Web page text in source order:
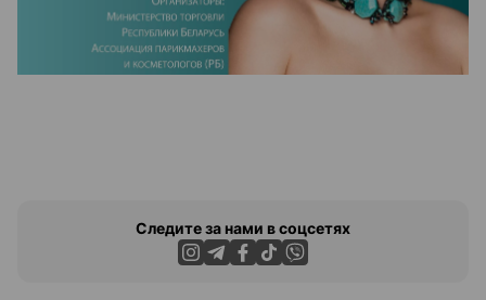
Следите за нами в соцсетях